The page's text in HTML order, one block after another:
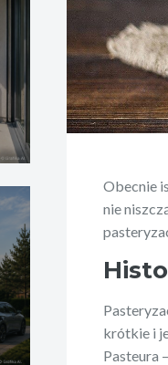
Obecnie
nie
krótkie i
Pasteura